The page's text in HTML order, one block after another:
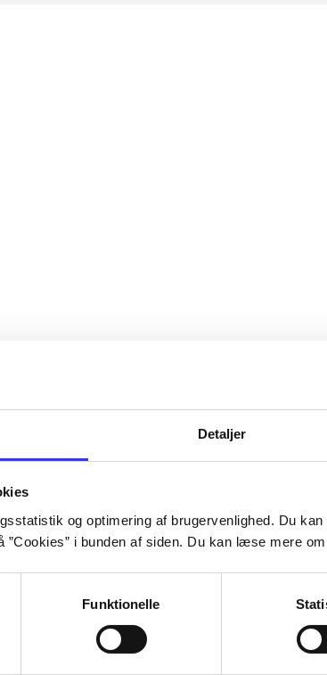
Detaljer
og optimering af brugervenlighed. Du
i bunden af siden. Du kan læse mere
Funktionelle